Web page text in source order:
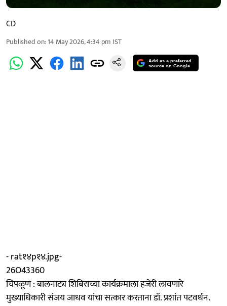
CD
Published on:14 May 2026, 4:34 pm IST
Add as a preferred
source on Google
- rat१४p१४.jpg-
26O43360
चिपळूण : बालनाट्य शिबिराच्या कार्यक्रमाला हजेरी लावणारे
मुख्याधिकारी संजय जाधव यांचा सत्कार करताना डॉ. प्रशांत पटवर्धन.